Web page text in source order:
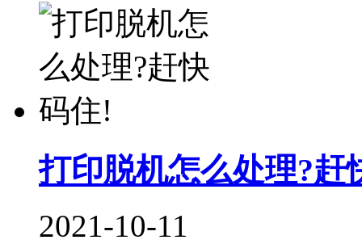
打印脱机怎么处理?赶
2021-10-11